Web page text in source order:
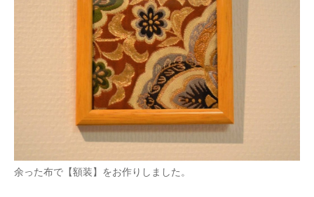
余った布で【額装】をお作りしました。